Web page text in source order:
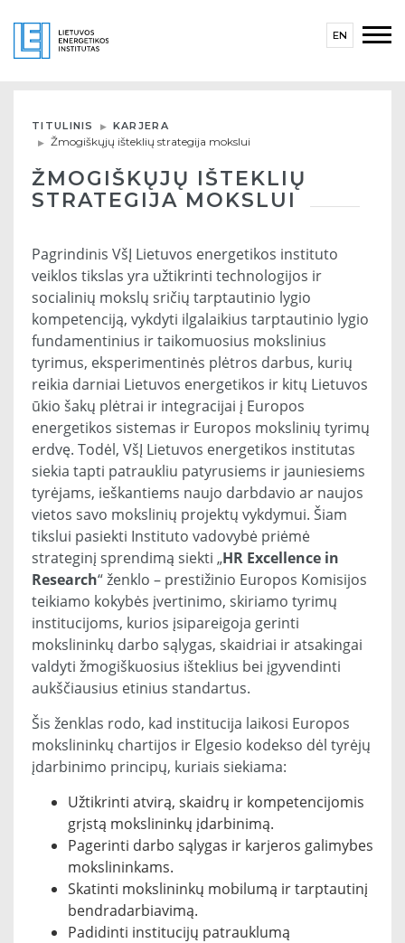
EN
TITULINIS KARJERA
Žmogiškųjų išteklių strategija mokslui
ŽMOGIŠKŲJŲ IŠTEKLIŲ
STRATEGIJA MOKSLUI
Pagrindinis VšĮ Lietuvos energetikos instituto
veiklos tikslas yra užtikrinti technologijos ir
socialinių mokslų sričių tarptautinio lygio
kompetenciją, vykdyti ilgalaikius tarptautinio lygio
fundamentinius ir taikomuosius mokslinius
tyrimus, eksperimentinės plėtros darbus, kurių
reikia darniai Lietuvos energetikos ir kitų Lietuvos
ūkio šakų plėtrai ir integracijai į Europos
energetikos sistemas ir Europos mokslinių tyrimų
erdvę. Todėl, VšĮ Lietuvos energetikos institutas
siekia tapti patraukliu patyrusiems ir jauniesiems
tyrėjams, ieškantiems naujo darbdavio ar naujos
vietos savo mokslinių projektų vykdymui. Šiam
tikslui pasiekti Instituto vadovybė priėmė
strateginį sprendimą siekti „HR Excellence in
Research“ ženklo – prestižinio Europos Komisijos
teikiamo kokybės įvertinimo, skiriamo tyrimų
institucijoms, kurios įsipareigoja gerinti
mokslininkų darbo sąlygas, skaidriai ir atsakingai
valdyti žmogiškuosius išteklius bei įgyvendinti
aukščiausius etinius standartus.
Šis ženklas rodo, kad institucija laikosi Europos
mokslininkų chartijos ir Elgesio kodekso dėl tyrėjų
įdarbinimo principų, kuriais siekiama:
Užtikrinti atvirą, skaidrų ir kompetencijomis
grįstą mokslininkų įdarbinimą.
Pagerinti darbo sąlygas ir karjeros galimybes
mokslininkams.
Skatinti mokslininkų mobilumą ir tarptautinį
bendradarbiavimą.
Padidinti institucijų patrauklumą